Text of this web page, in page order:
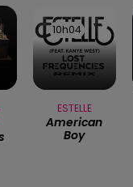
10h04
10h04
ESTELLE
American
Boy